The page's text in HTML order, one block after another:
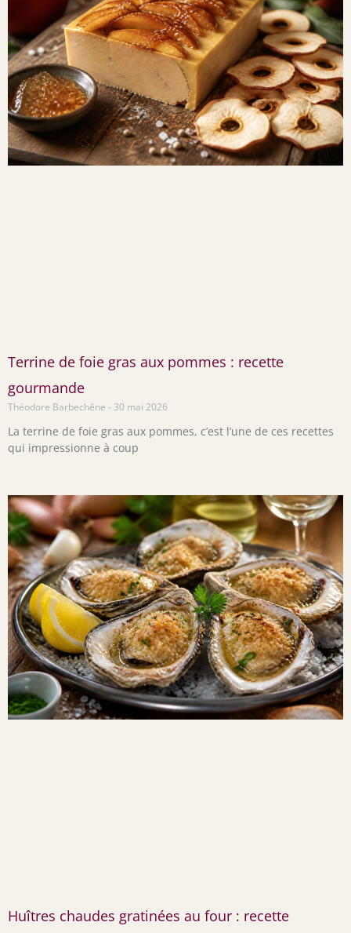
Terrine de foie gras aux pommes : recette
gourmande
Théodore Barbechêne 30 mai 2026
La terrine de foie gras aux pommes, c’est l’une de ces recettes
qui impressionne à coup
Huîtres chaudes gratinées au four : recette